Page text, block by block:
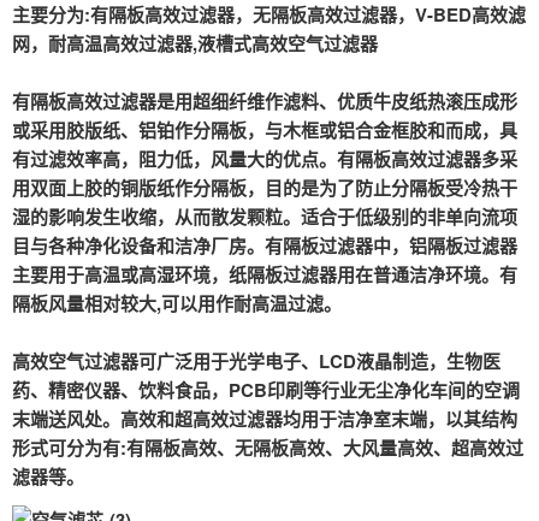
主要分为:有隔板高效过滤器，无隔板高效过滤器，V-BED高效滤
网，耐高温高效过滤器,液槽式高效空气过滤器
有隔板高效过滤器是用超细纤维作滤料、优质牛皮纸热滚压成形
或采用胶版纸、铝铂作分隔板，与木框或铝合金框胶和而成，具
有过滤效率高，阻力低，风量大的优点。有隔板高效过滤器多采
用双面上胶的铜版纸作分隔板，目的是为了防止分隔板受冷热干
湿的影响发生收缩，从而散发颗粒。适合于低级别的非单向流项
目与各种净化设备和洁净厂房。有隔板过滤器中，铝隔板过滤器
主要用于高温或高湿环境，纸隔板过滤器用在普通洁净环境。有
隔板风量相对较大,可以用作耐高温过滤。
高效空气过滤器可广泛用于光学电子、LCD液晶制造，生物医
药、精密仪器、饮料食品，PCB印刷等行业无尘净化车间的空调
末端送风处。高效和超高效过滤器均用于洁净室末端，以其结构
形式可分为有:有隔板高效、无隔板高效、大风量高效、超高效过
滤器等。